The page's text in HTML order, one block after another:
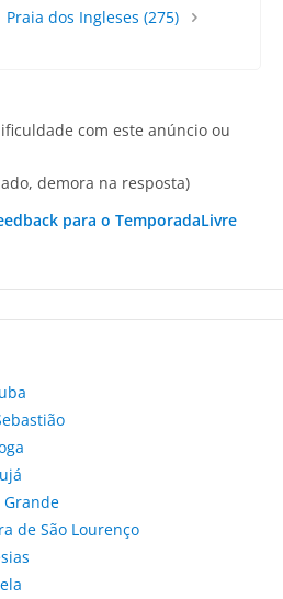
Praia dos Ingleses (275)
com este anúncio ou
demora na resposta)
para o TemporadaLivre
de São Lourenço